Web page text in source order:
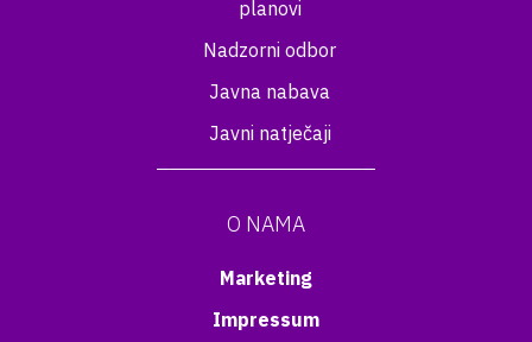
planovi
Nadzorni odbor
Javna nabava
Javni natječaji
O NAMA
Marketing
Impressum